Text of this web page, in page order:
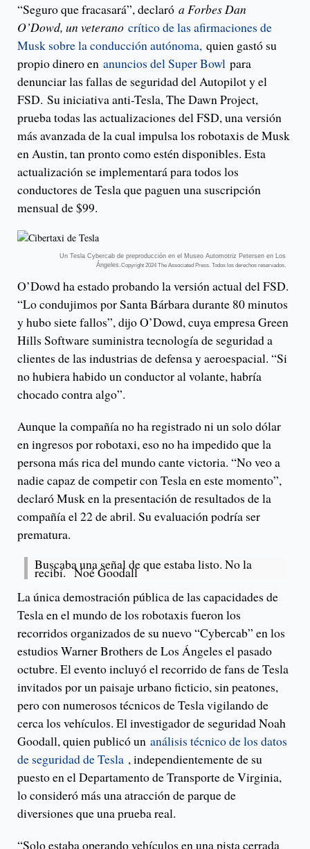
“Seguro que fracasará”, declaró a Forbes Dan
O’Dowd, un veterano crítico de las afirmaciones de
Musk sobre la conducción autónoma, quien gastó su
propio dinero en anuncios del Super Bowl para
denunciar las fallas de seguridad del Autopilot y el
FSD. Su iniciativa anti-Tesla, The Dawn Project,
prueba todas las actualizaciones del FSD, una versión
más avanzada de la cual impulsa los robotaxis de Musk
en Austin, tan pronto como estén disponibles. Esta
actualización se implementará para todos los
conductores de Tesla que paguen una suscripción
mensual de $99.
Un Tesla Cybercab de preproducción en el Museo Automotriz Petersen en Los
Ángeles.Copyright 2024 The Associated Press. Todos los derechos reservados.
O’Dowd ha estado probando la versión actual del FSD.
“Lo condujimos por Santa Bárbara durante 80 minutos
y hubo siete fallos”, dijo O’Dowd, cuya empresa Green
Hills Software suministra tecnología de seguridad a
clientes de las industrias de defensa y aeroespacial. “Si
no hubiera habido un conductor al volante, habría
chocado contra algo”.
Aunque la compañía no ha registrado ni un solo dólar
en ingresos por robotaxi, eso no ha impedido que la
persona más rica del mundo cante victoria. “No veo a
nadie capaz de competir con Tesla en este momento”,
declaró Musk en la presentación de resultados de la
compañía el 22 de abril. Su evaluación podría ser
prematura.
Buscaba una señal de que estaba listo. No la
recibí. Noé Goodall
La única demostración pública de las capacidades de
Tesla en el mundo de los robotaxis fueron los
recorridos organizados de su nuevo “Cybercab” en los
estudios Warner Brothers de Los Ángeles el pasado
octubre. El evento incluyó el recorrido de fans de Tesla
invitados por un paisaje urbano ficticio, sin peatones,
pero con numerosos técnicos de Tesla vigilando de
cerca los vehículos. El investigador de seguridad Noah
Goodall, quien publicó un análisis técnico de los datos
de seguridad de Tesla , independientemente de su
puesto en el Departamento de Transporte de Virginia,
lo consideró más una atracción de parque de
diversiones que una prueba real.
“Solo estaba operando vehículos en una pista cerrada